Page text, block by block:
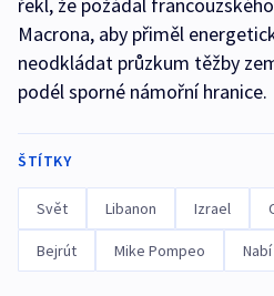
řekl, že požádal
Macrona, aby přiměl
neodkládat průzkum těžby
podél sporné námořní hranice.
ŠTÍTKY
Svět Libanon Izrael
Bejrút Mike Pompeo